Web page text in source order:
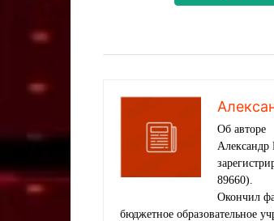
Об авторе
Александр
89660).
Окончил
бюджетное образовательное